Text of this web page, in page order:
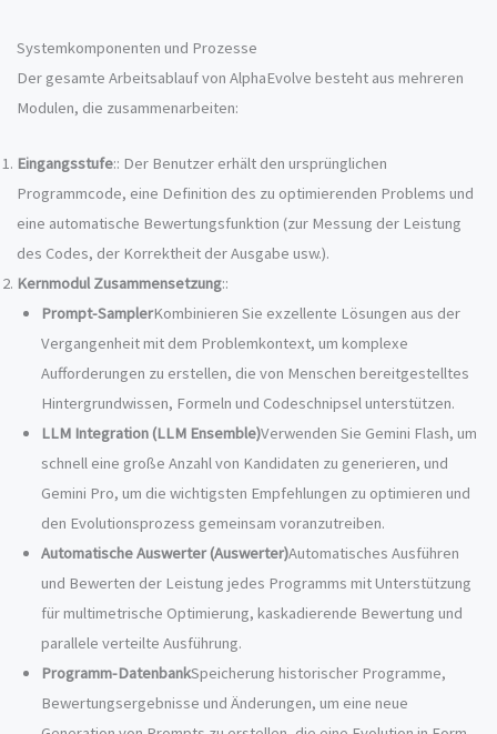
Systemkomponenten und Prozesse
Der gesamte Arbeitsablauf von AlphaEvolve besteht aus mehreren
Modulen, die zusammenarbeiten:
Eingangsstufe:: Der Benutzer erhält den ursprünglichen
Programmcode, eine Definition des zu optimierenden Problems und
eine automatische Bewertungsfunktion (zur Messung der Leistung
des Codes, der Korrektheit der Ausgabe usw.).
Kernmodul Zusammensetzung::
Prompt-SamplerKombinieren Sie exzellente Lösungen aus der
Vergangenheit mit dem Problemkontext, um komplexe
Aufforderungen zu erstellen, die von Menschen bereitgestelltes
Hintergrundwissen, Formeln und Codeschnipsel unterstützen.
LLM Integration (LLM Ensemble)Verwenden Sie Gemini Flash, um
schnell eine große Anzahl von Kandidaten zu generieren, und
Gemini Pro, um die wichtigsten Empfehlungen zu optimieren und
den Evolutionsprozess gemeinsam voranzutreiben.
Automatische Auswerter (Auswerter)Automatisches Ausführen
und Bewerten der Leistung jedes Programms mit Unterstützung
für multimetrische Optimierung, kaskadierende Bewertung und
parallele verteilte Ausführung.
Programm-DatenbankSpeicherung historischer Programme,
Bewertungsergebnisse und Änderungen, um eine neue